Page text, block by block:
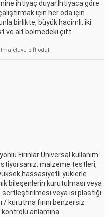
ihtiyaç duyar.İhtiyaca göre
için her oda için
birlikte, büyük hacimli, iki
ve alt bölmedeki çift...
etuvu-cift-odali
Fırınlar Üniversal kullanım
malzeme testleri,
hassasiyetli yüklerle
bileşenlerin kurutulması veya
veya ısı plastiği.
/ kurutma fırını benzersiz
anlamına...